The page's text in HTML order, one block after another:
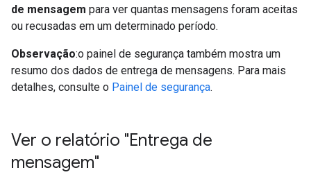
de mensagem para ver quantas mensagens foram aceitas
ou recusadas em um determinado período.
Observação:o painel de segurança também mostra um
resumo dos dados de entrega de mensagens. Para mais
detalhes, consulte o Painel de segurança.
Ver o relatório "Entrega de
mensagem"